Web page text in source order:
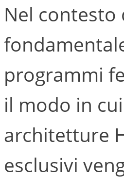
Nel contesto
programmi
il modo in
architetture
esclusivi